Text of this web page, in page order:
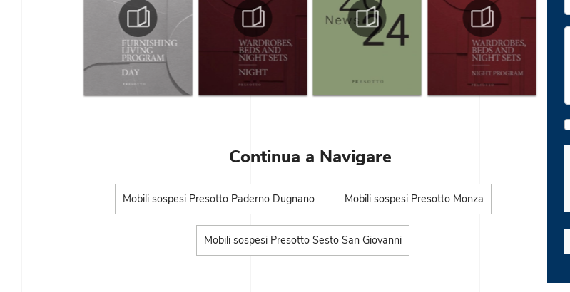
Continua a Navigare
Mobili sospesi Presotto Paderno Dugnano Mobili sospesi Presotto Monza
Mobili sospesi Presotto Sesto San Giovanni